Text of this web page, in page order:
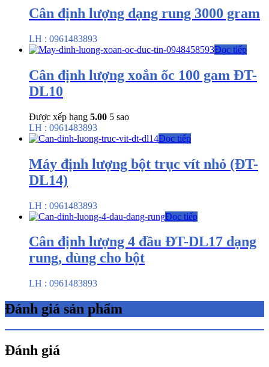
Cân định lượng dạng rung 3000 gram
LH : 0961483893
Đọc tiếp
Cân định lượng xoắn ốc 100 gam ĐT-
DL10
Được xếp hạng 5.00 5 sao
LH : 0961483893
Đọc tiếp
Máy định lượng bột trục vít nhỏ (ĐT-
DL14)
LH : 0961483893
Đọc tiếp
Cân định lượng 4 đầu ĐT-DL17 dạng
rung, dùng cho bột
LH : 0961483893
Đánh giá sản phẩm
Đánh giá